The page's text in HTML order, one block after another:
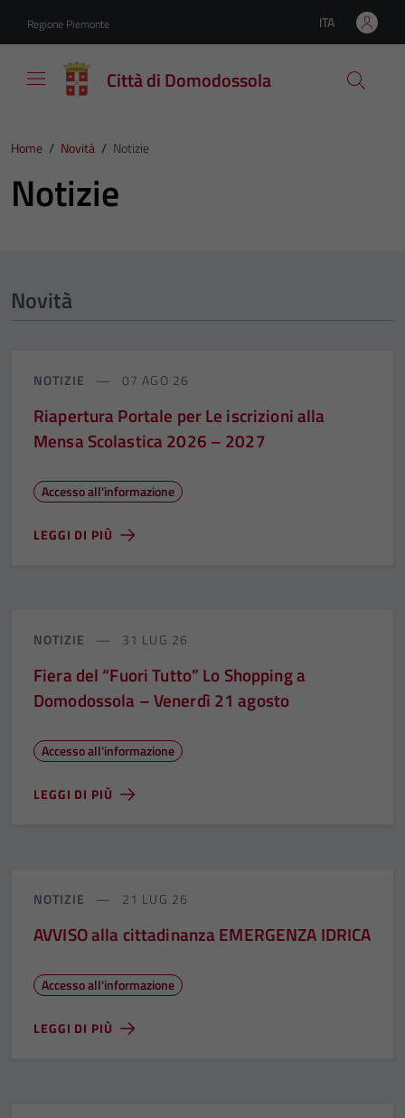
Regione Piemonte Lingua attiva:
ITA
Città di Domodossola
Home / Novità / Notizie
Notizie
Novità
NOTIZIE 07 AGO 26
Riapertura Portale per Le iscrizioni alla
Mensa Scolastica 2026 – 2027
Accesso all'informazione
LEGGI DI PIÙ
NOTIZIE 31 LUG 26
Fiera del “Fuori Tutto” Lo Shopping a
Domodossola – Venerdì 21 agosto
Accesso all'informazione
LEGGI DI PIÙ
NOTIZIE 21 LUG 26
AVVISO alla cittadinanza EMERGENZA IDRICA
Accesso all'informazione
LEGGI DI PIÙ